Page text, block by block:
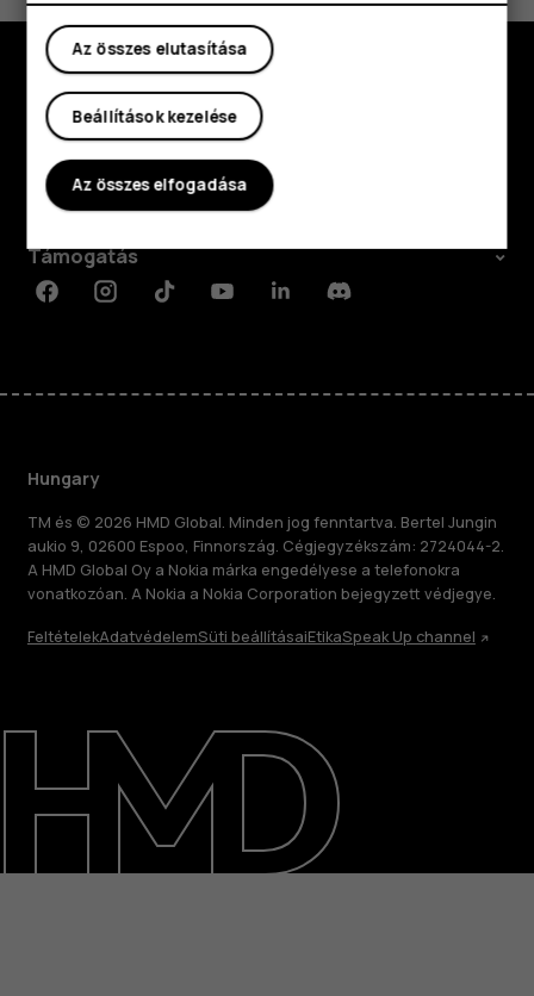
Fedezd fel
Rólunk
Planet and people
Támogatás
FacebookInstagramTiktokYoutubeLinkedinDiscord
Hungary
TM és © 2026 HMD Global. Minden jog fenntartva. Bertel Jungin
aukio 9, 02600 Espoo, Finnország. Cégjegyzékszám: 2724044-2.
A HMD Global Oy a Nokia márka engedélyese a telefonokra
vonatkozóan. A Nokia a Nokia Corporation bejegyzett védjegye.
FeltételekAdatvédelemSüti beállításaiEtikaSpeak Up channel
Az összes elutasítása
Beállítások kezelése
Az összes elfogadása